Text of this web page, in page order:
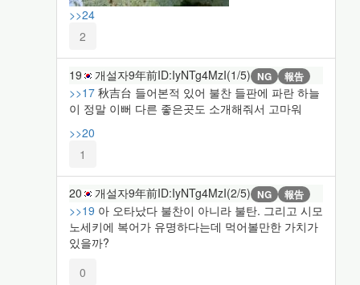
>>24
2
19 개설자9年前ID:IyNTg4MzI(1/5) NG 報告
>>17 秋吉台 들어본적 있어 불찬 들판에 파란 하늘
이 정말 이뻐 다른 좋은곳도 소개해줘서 고마워
>>20
1
20 개설자9年前ID:IyNTg4MzI(2/5) NG 報告
>>19 아 오타났다 불찬이 아니라 불탄. 그리고 시모
노세키에 복어가 유명하다는데 먹어볼만한 가치가
있을까?
0